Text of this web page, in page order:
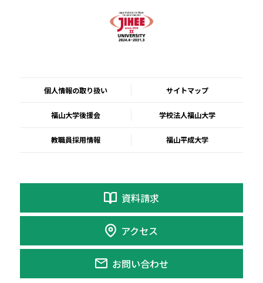
個人情報の取り扱い サイトマップ
福山大学後援会 学校法人福山大学
教職員採用情報 福山平成大学
資料請求
アクセス
お問い合わせ